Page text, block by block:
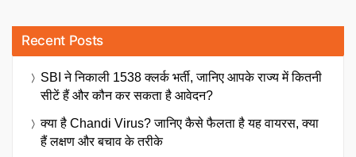
Recent Posts
SBI ने निकाली 1538 क्लर्क भर्ती, जानिए आपके राज्य में कितनी
सीटें हैं और कौन कर सकता है आवेदन?
क्या है Chandi Virus? जानिए कैसे फैलता है यह वायरस, क्या
हैं लक्षण और बचाव के तरीके